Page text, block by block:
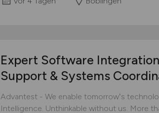
Expert Software
Support & Systems
Advantest - We enable tomorrowʻs
Intelligence. Unthinkable without us. More